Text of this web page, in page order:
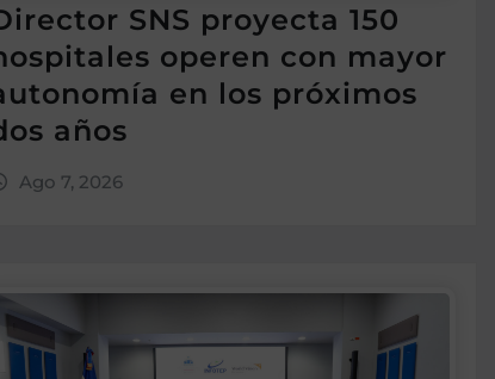
SNS proyecta 150
operen con mayor
en los próximos
años
Ago 7, 2026